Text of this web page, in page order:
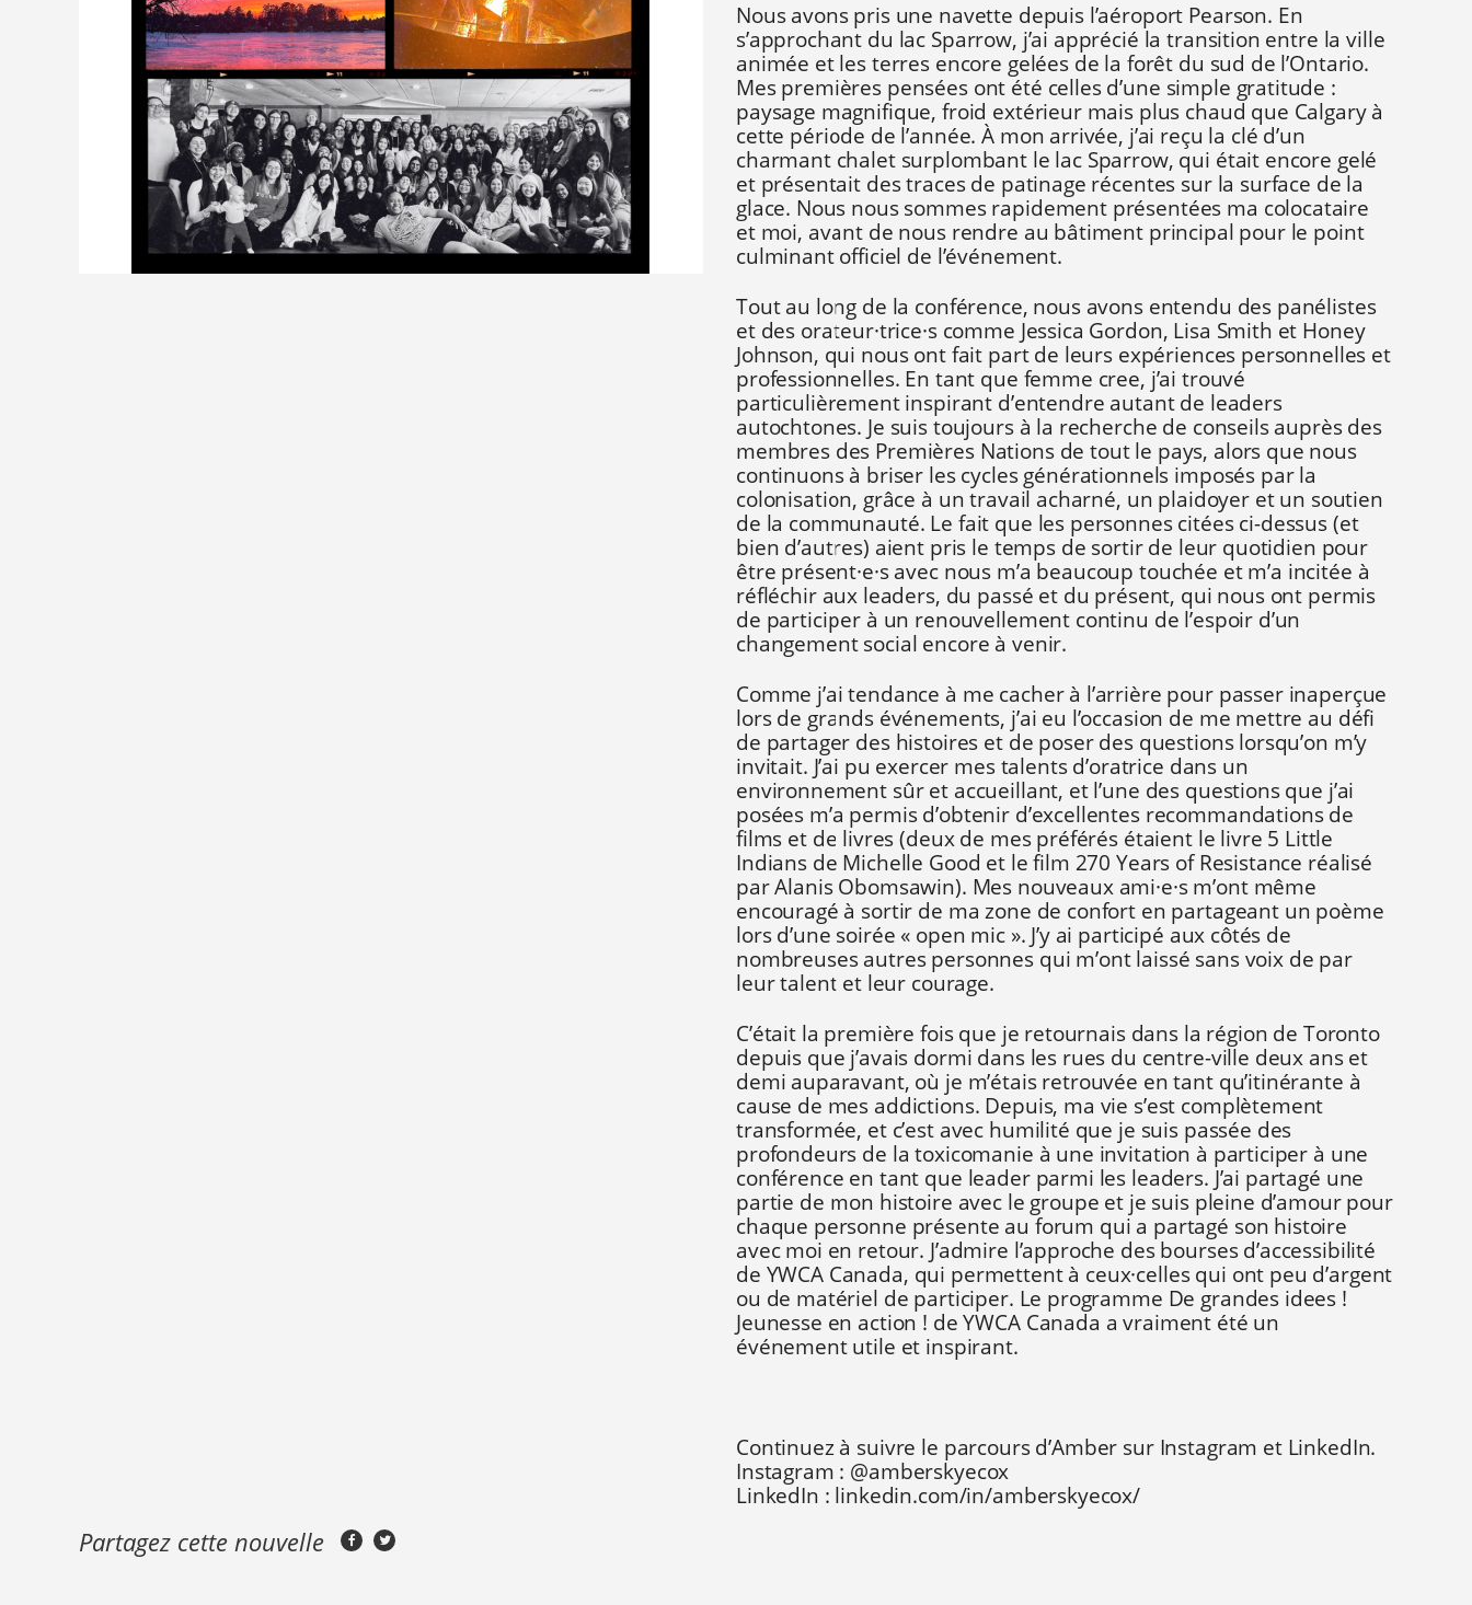
Nous avons pris une navette depuis l’aéroport Pearson. En
s’approchant du lac Sparrow, j’ai apprécié la transition entre la ville
animée et les terres encore gelées de la forêt du sud de l’Ontario.
Mes premières pensées ont été celles d’une simple gratitude :
paysage magnifique, froid extérieur mais plus chaud que Calgary à
cette période de l’année. À mon arrivée, j’ai reçu la clé d’un
charmant chalet surplombant le lac Sparrow, qui était encore gelé
et présentait des traces de patinage récentes sur la surface de la
glace. Nous nous sommes rapidement présentées ma colocataire
et moi, avant de nous rendre au bâtiment principal pour le point
culminant officiel de l’événement.
Tout au long de la conférence, nous avons entendu des panélistes
et des orateur·trice·s comme Jessica Gordon, Lisa Smith et Honey
Johnson, qui nous ont fait part de leurs expériences personnelles et
professionnelles. En tant que femme cree, j’ai trouvé
particulièrement inspirant d’entendre autant de leaders
autochtones. Je suis toujours à la recherche de conseils auprès des
membres des Premières Nations de tout le pays, alors que nous
continuons à briser les cycles générationnels imposés par la
colonisation, grâce à un travail acharné, un plaidoyer et un soutien
de la communauté. Le fait que les personnes citées ci-dessus (et
bien d’autres) aient pris le temps de sortir de leur quotidien pour
être présent·e·s avec nous m’a beaucoup touchée et m’a incitée à
réfléchir aux leaders, du passé et du présent, qui nous ont permis
de participer à un renouvellement continu de l’espoir d’un
changement social encore à venir.
Comme j’ai tendance à me cacher à l’arrière pour passer inaperçue
lors de grands événements, j’ai eu l’occasion de me mettre au défi
de partager des histoires et de poser des questions lorsqu’on m’y
invitait. J’ai pu exercer mes talents d’oratrice dans un
environnement sûr et accueillant, et l’une des questions que j’ai
posées m’a permis d’obtenir d’excellentes recommandations de
films et de livres (deux de mes préférés étaient le livre 5 Little
Indians de Michelle Good et le film 270 Years of Resistance réalisé
par Alanis Obomsawin). Mes nouveaux ami·e·s m’ont même
encouragé à sortir de ma zone de confort en partageant un poème
lors d’une soirée « open mic ». J’y ai participé aux côtés de
nombreuses autres personnes qui m’ont laissé sans voix de par
leur talent et leur courage.
C’était la première fois que je retournais dans la région de Toronto
depuis que j’avais dormi dans les rues du centre-ville deux ans et
demi auparavant, où je m’étais retrouvée en tant qu’itinérante à
cause de mes addictions. Depuis, ma vie s’est complètement
transformée, et c’est avec humilité que je suis passée des
profondeurs de la toxicomanie à une invitation à participer à une
conférence en tant que leader parmi les leaders. J’ai partagé une
partie de mon histoire avec le groupe et je suis pleine d’amour pour
chaque personne présente au forum qui a partagé son histoire
avec moi en retour. J’admire l’approche des bourses d’accessibilité
de YWCA Canada, qui permettent à ceux·cellesqui ont peu d’argent
ou de matériel de participer. Le programme De grandes idees !
Jeunesse en action ! de YWCA Canada a vraiment été un
événement utile et inspirant.
Continuez à suivre le parcours d’Amber sur Instagram et LinkedIn.
Instagram : @amberskyecox
LinkedIn : linkedin.com/in/amberskyecox/
Partagez cette nouvelle